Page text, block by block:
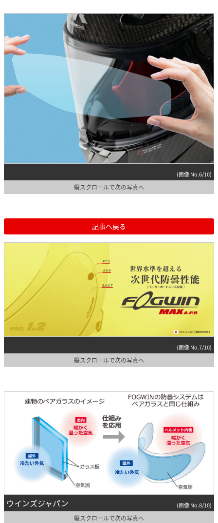
(画像 No.6/10)
縦スクロールで次の写真へ
記事へ戻る
(画像 No.7/10)
縦スクロールで次の写真へ
ウインズジャパン (画像 No.8/10)
縦スクロールで次の写真へ